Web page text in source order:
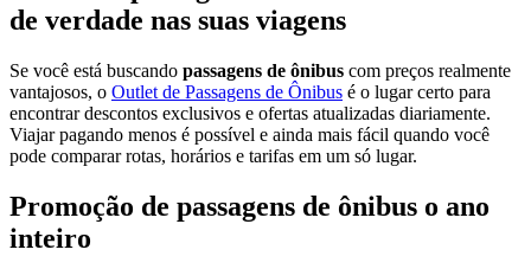
de verdade nas suas viagens
Se você está buscando passagens de ônibus com preços realmente
vantajosos, o Outlet de Passagens de Ônibus é o lugar certo para
encontrar descontos exclusivos e ofertas atualizadas diariamente.
Viajar pagando menos é possível e ainda mais fácil quando você
pode comparar rotas, horários e tarifas em um só lugar.
Promoção de passagens de ônibus o ano
inteiro